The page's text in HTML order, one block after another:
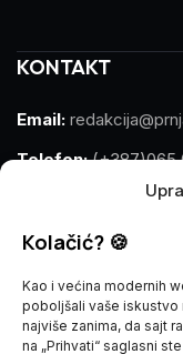
Kolačić? 🍪
Kao i većina modernih
poboljšali vaše iskustvo
najviše zanima, da sajt
na „Prihvati“ saglasni
KONTAKT
Email:
Telefon:(+387)065
Telefon: (+387)065